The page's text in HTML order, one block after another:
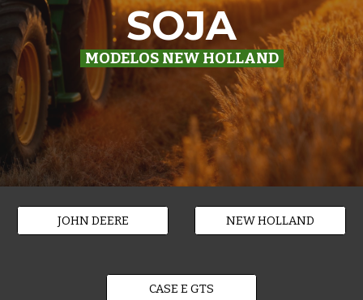
SOJA
MODELOS NEW HOLLAND
JOHN DEERE NEW HOLLAND
CASE E GTS